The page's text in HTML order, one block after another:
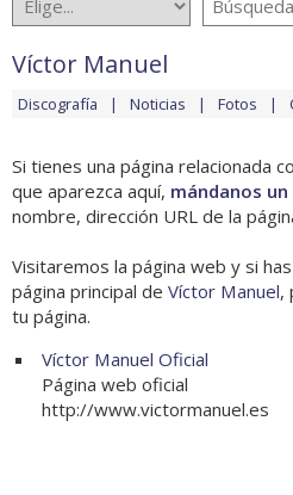
Víctor Manuel
Discografía Noticias Fotos
Si tienes una página relacionada
que aparezca aquí, mándanos
nombre, dirección URL de la
Visitaremos la página web y si
página principal de Víctor Manuel,
tu página.
Víctor Manuel Oficial
Página web oficial
http://www.victormanuel.es